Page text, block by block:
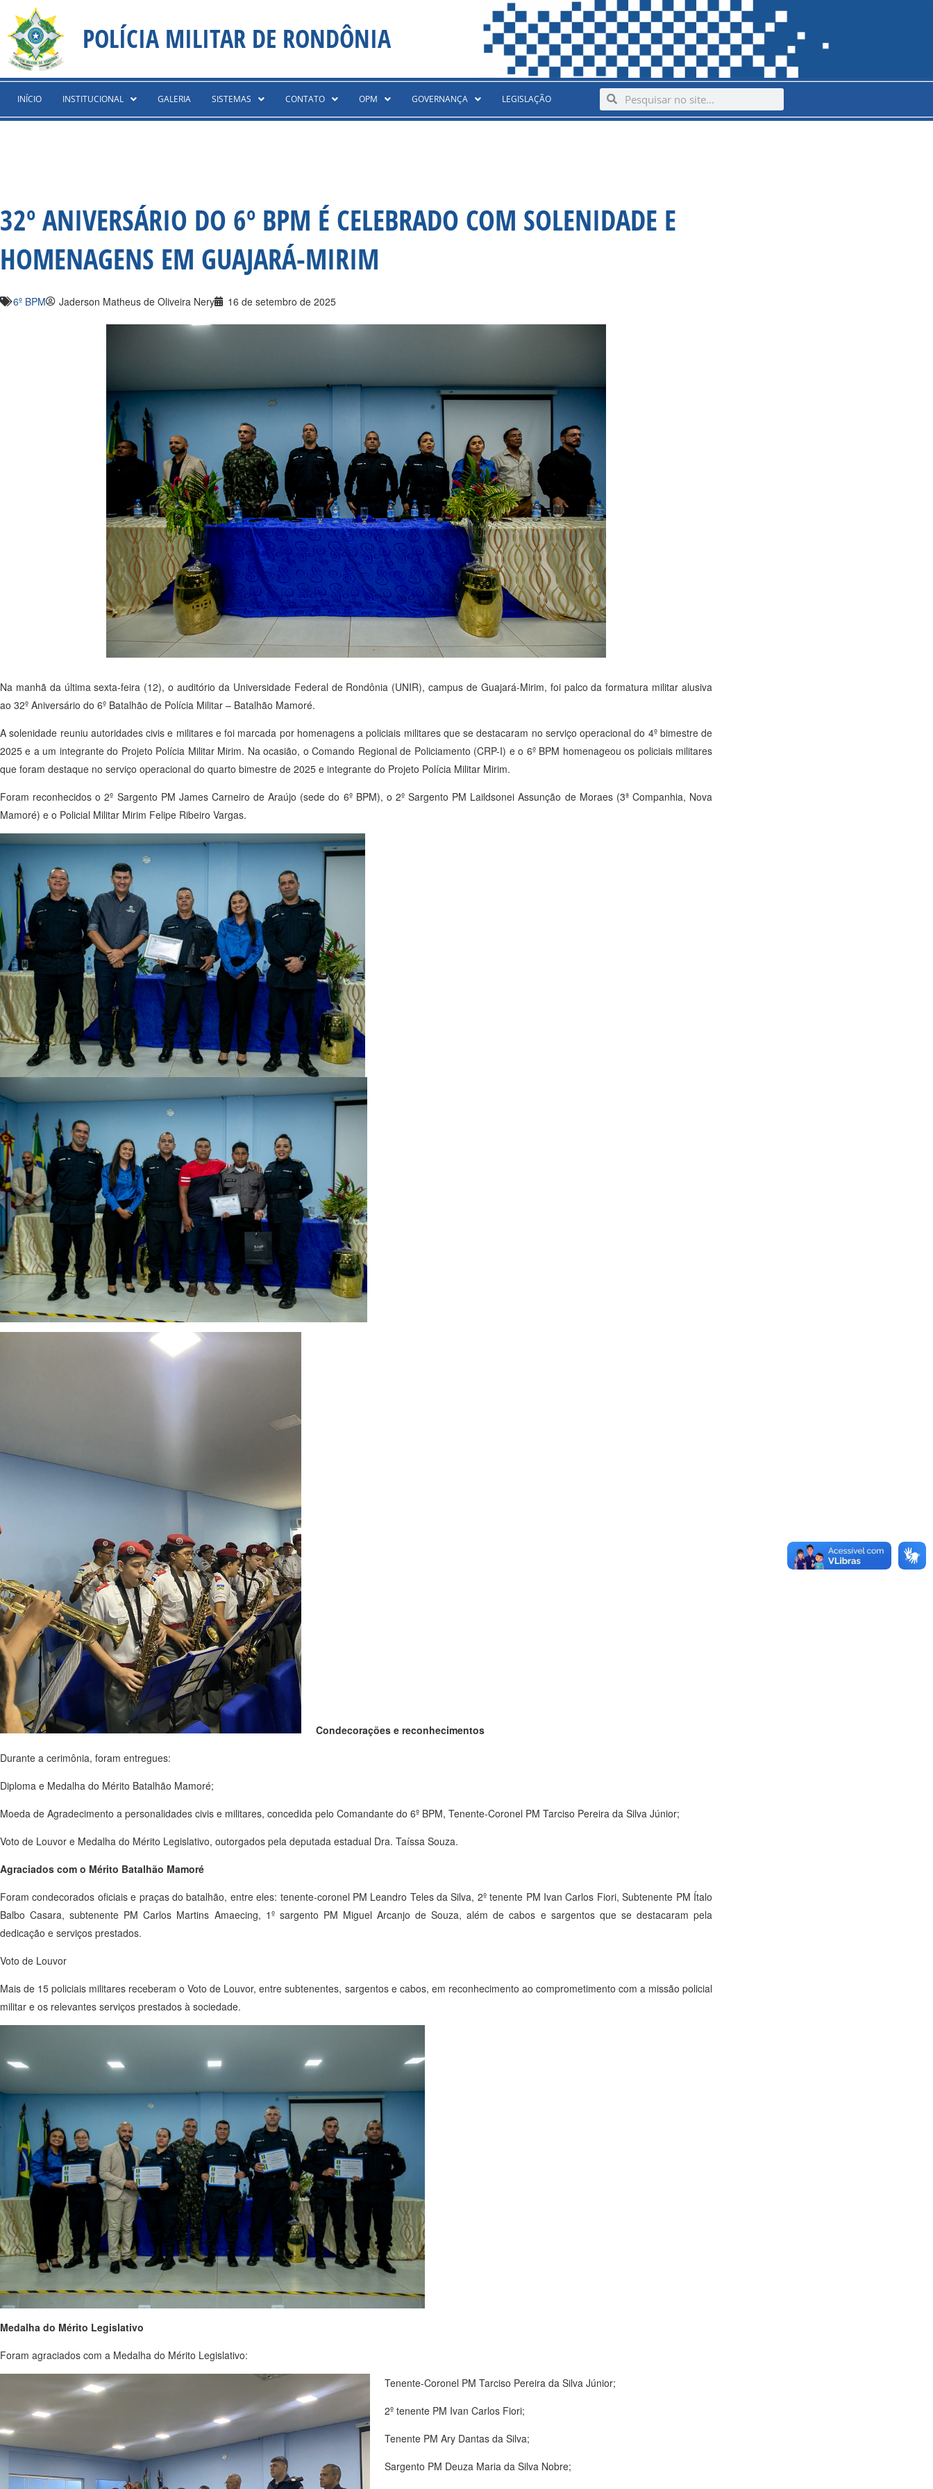
content
para
conteúdo
POLÍCIA MILITAR DE RONDÔNIA
INÍCIO INSTITUCIONAL GALERIA SISTEMAS CONTATO OPM GOVERNANÇA LEGISLAÇÃO SearchSearch
32º ANIVERSÁRIO DO 6º BPM É CELEBRADO COM SOLENIDADE E
HOMENAGENS EM GUAJARÁ-MIRIM
6º BPM Jaderson Matheus de Oliveira Nery 16 de setembro de 2025
Na manhã da última sexta-feira (12), o auditório da Universidade Federal de Rondônia (UNIR), campus de Guajará-Mirim, foi palco da formatura militar alusiva
ao 32º Aniversário do 6º Batalhão de Polícia Militar – Batalhão Mamoré.
A solenidade reuniu autoridades civis e militares e foi marcada por homenagens a policiais militares que se destacaram no serviço operacional do 4º bimestre de
2025 e a um integrante do Projeto Polícia Militar Mirim. Na ocasião, o Comando Regional de Policiamento (CRP-I) e o 6º BPM homenageou os policiais militares
que foram destaque no serviço operacional do quarto bimestre de 2025 e integrante do Projeto Polícia Militar Mirim.
Foram reconhecidos o 2º Sargento PM James Carneiro de Araújo (sede do 6º BPM), o 2º Sargento PM Laildsonei Assunção de Moraes (3ª Companhia, Nova
Mamoré) e o Policial Militar Mirim Felipe Ribeiro Vargas.
Condecorações e reconhecimentos
Durante a cerimônia, foram entregues:
Diploma e Medalha do Mérito Batalhão Mamoré;
Moeda de Agradecimento a personalidades civis e militares, concedida pelo Comandante do 6º BPM, Tenente-Coronel PM Tarciso Pereira da Silva Júnior;
Voto de Louvor e Medalha do Mérito Legislativo, outorgados pela deputada estadual Dra. Taíssa Souza.
Agraciados com o Mérito Batalhão Mamoré
Foram condecorados oficiais e praças do batalhão, entre eles: tenente-coronel PM Leandro Teles da Silva, 2º tenente PM Ivan Carlos Fiori, Subtenente PM Ítalo
Balbo Casara, subtenente PM Carlos Martins Amaecing, 1º sargento PM Miguel Arcanjo de Souza, além de cabos e sargentos que se destacaram pela
dedicação e serviços prestados.
Voto de Louvor
Mais de 15 policiais militares receberam o Voto de Louvor, entre subtenentes, sargentos e cabos, em reconhecimento ao comprometimento com a missão policial
militar e os relevantes serviços prestados à sociedade.
Medalha do Mérito Legislativo
Foram agraciados com a Medalha do Mérito Legislativo:
Tenente-Coronel PM Tarciso Pereira da Silva Júnior;
2º tenente PM Ivan Carlos Fiori;
Tenente PM Ary Dantas da Silva;
Sargento PM Deuza Maria da Silva Nobre;